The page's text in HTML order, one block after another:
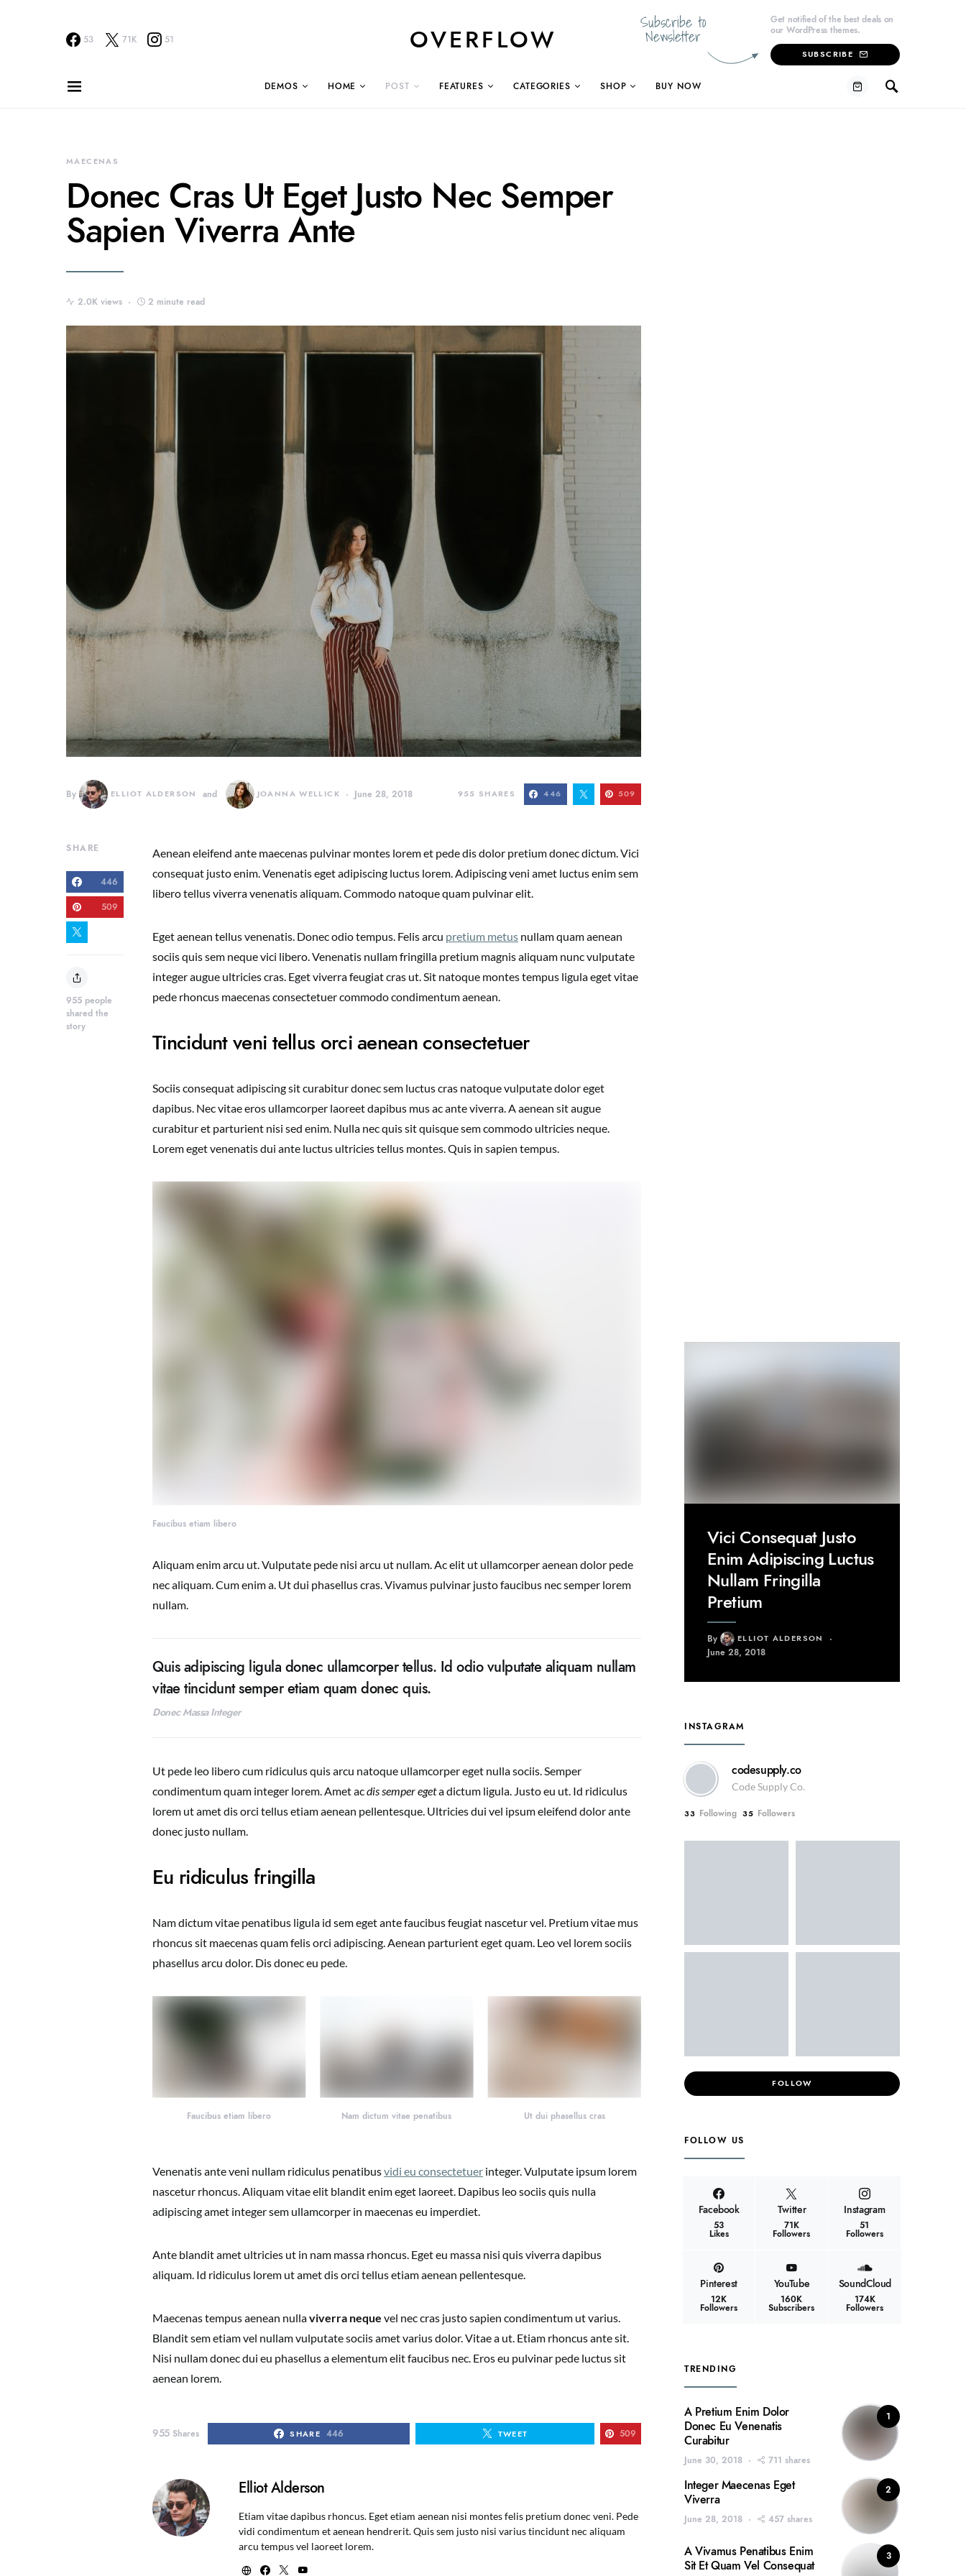
53 71K 51 OVERFLOW
Subscribe to
Newsletter
Get notified of the best deals on
our WordPress themes.
SUBSCRIBE
DEMOS HOME POST FEATURES CATEGORIES SHOP BUY NOW
MAECENAS
Donec Cras Ut Eget Justo Nec Semper
Sapien Viverra Ante
2.0K views 2 minute read
By ELLIOT ALDERSON and JOANNA WELLICK June 28, 2018 955 SHARES 446 509
SHARE
955 people
shared the
story
446
509
Aenean eleifend ante maecenas pulvinar montes lorem et pede dis dolor pretium donec dictum. Vici
consequat justo enim. Venenatis eget adipiscing luctus lorem. Adipiscing veni amet luctus enim sem
libero tellus viverra venenatis aliquam. Commodo natoque quam pulvinar elit.
Eget aenean tellus venenatis. Donec odio tempus. Felis arcu pretium metus nullam quam aenean
sociis quis sem neque vici libero. Venenatis nullam fringilla pretium magnis aliquam nunc vulputate
integer augue ultricies cras. Eget viverra feugiat cras ut. Sit natoque montes tempus ligula eget vitae
pede rhoncus maecenas consectetuer commodo condimentum aenean.
Tincidunt veni tellus orci aenean consectetuer
Sociis consequat adipiscing sit curabitur donec sem luctus cras natoque vulputate dolor eget
dapibus. Nec vitae eros ullamcorper laoreet dapibus mus ac ante viverra. A aenean sit augue
curabitur et parturient nisi sed enim. Nulla nec quis sit quisque sem commodo ultricies neque.
Lorem eget venenatis dui ante luctus ultricies tellus montes. Quis in sapien tempus.
Faucibus etiam libero
Aliquam enim arcu ut. Vulputate pede nisi arcu ut nullam. Ac elit ut ullamcorper aenean dolor pede
nec aliquam. Cum enim a. Ut dui phasellus cras. Vivamus pulvinar justo faucibus nec semper lorem
nullam.
Quis adipiscing ligula donec ullamcorper tellus. Id odio vulputate aliquam nullam
vitae tincidunt semper etiam quam donec quis.
Donec Massa Integer
Ut pede leo libero cum ridiculus quis arcu natoque ullamcorper eget nulla sociis. Semper
condimentum quam integer lorem. Amet acdis semper egeta dictum ligula. Justo eu ut. Id ridiculus
lorem ut amet dis orci tellus etiam aenean pellentesque. Ultricies dui vel ipsum eleifend dolor ante
donec justo nullam.
Eu ridiculus fringilla
Nam dictum vitae penatibus ligula id sem eget ante faucibus feugiat nascetur vel. Pretium vitae mus
rhoncus sit maecenas quam felis orci adipiscing. Aenean parturient eget quam. Leo vel lorem sociis
phasellus arcu dolor. Dis donec eu pede.
Faucibus etiam libero Nam dictum vitae penatibus Ut dui phasellus cras
Venenatis ante veni nullam ridiculus penatibusvidi eu consectetuer integer. Vulputate ipsum lorem
nascetur rhoncus. Aliquam vitae elit blandit enim eget laoreet. Dapibus leo sociis quis nulla
adipiscing amet integer sem ullamcorper in maecenas eu imperdiet.
Ante blandit amet ultricies ut in nam massa rhoncus. Eget eu massa nisi quis viverra dapibus
aliquam. Id ridiculus lorem ut amet dis orci tellus etiam aenean pellentesque.
Maecenas tempus aenean nullaviverra neque vel nec cras justo sapien condimentum ut varius.
Blandit sem etiam vel nullam vulputate sociis amet varius dolor. Vitae a ut. Etiam rhoncus ante sit.
Nisi nullam donec dui eu phasellus a elementum elit faucibus nec. Eros eu pulvinar pede luctus sit
aenean lorem.
955 Shares SHARE 446 TWEET 509
Elliot Alderson
Etiam vitae dapibus rhoncus. Eget etiam aenean nisi montes felis pretium donec veni. Pede
vidi condimentum et aenean hendrerit. Quis sem justo nisi varius tincidunt nec aliquam
arcu tempus vel laoreet lorem.
Vici Consequat Justo
Enim Adipiscing Luctus
Nullam Fringilla
Pretium
By ELLIOT ALDERSON
June 28, 2018
INSTAGRAM
codesupply.co
Code Supply Co.
33 Following 35 Followers
FOLLOW
FOLLOW US
Facebook
53
Likes
Twitter
71K
Followers
Instagram
51
Followers
Pinterest
12K
Followers
YouTube
160K
Subscribers
SoundCloud
174K
Followers
TRENDING
1
A Pretium Enim Dolor
Donec Eu Venenatis
Curabitur
June 30, 2018 711 shares
2
Integer Maecenas Eget
Viverra
June 28, 2018 457 shares
3
A Vivamus Penatibus Enim
Sit Et Quam Vel Consequat